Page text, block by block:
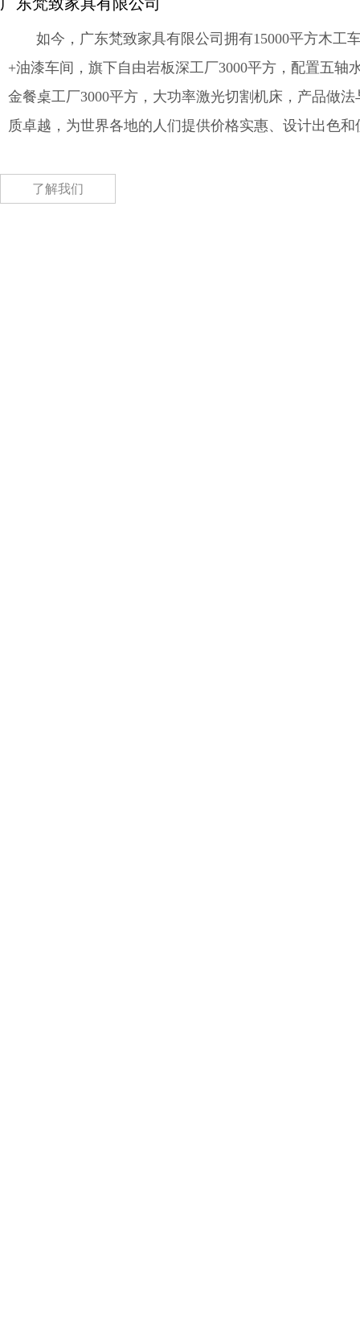
如今，广东梵致家具有限公司拥有15000平方木工
+油漆车间，旗下自由岩板深工厂3000平方，配置五轴
金餐桌工厂3000平方，大功率激光切割机床，产品做
质卓越，为世界各地的人们提供价格实惠、设计出色
了解我们